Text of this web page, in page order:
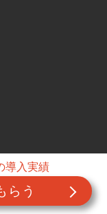
導入実績
らう